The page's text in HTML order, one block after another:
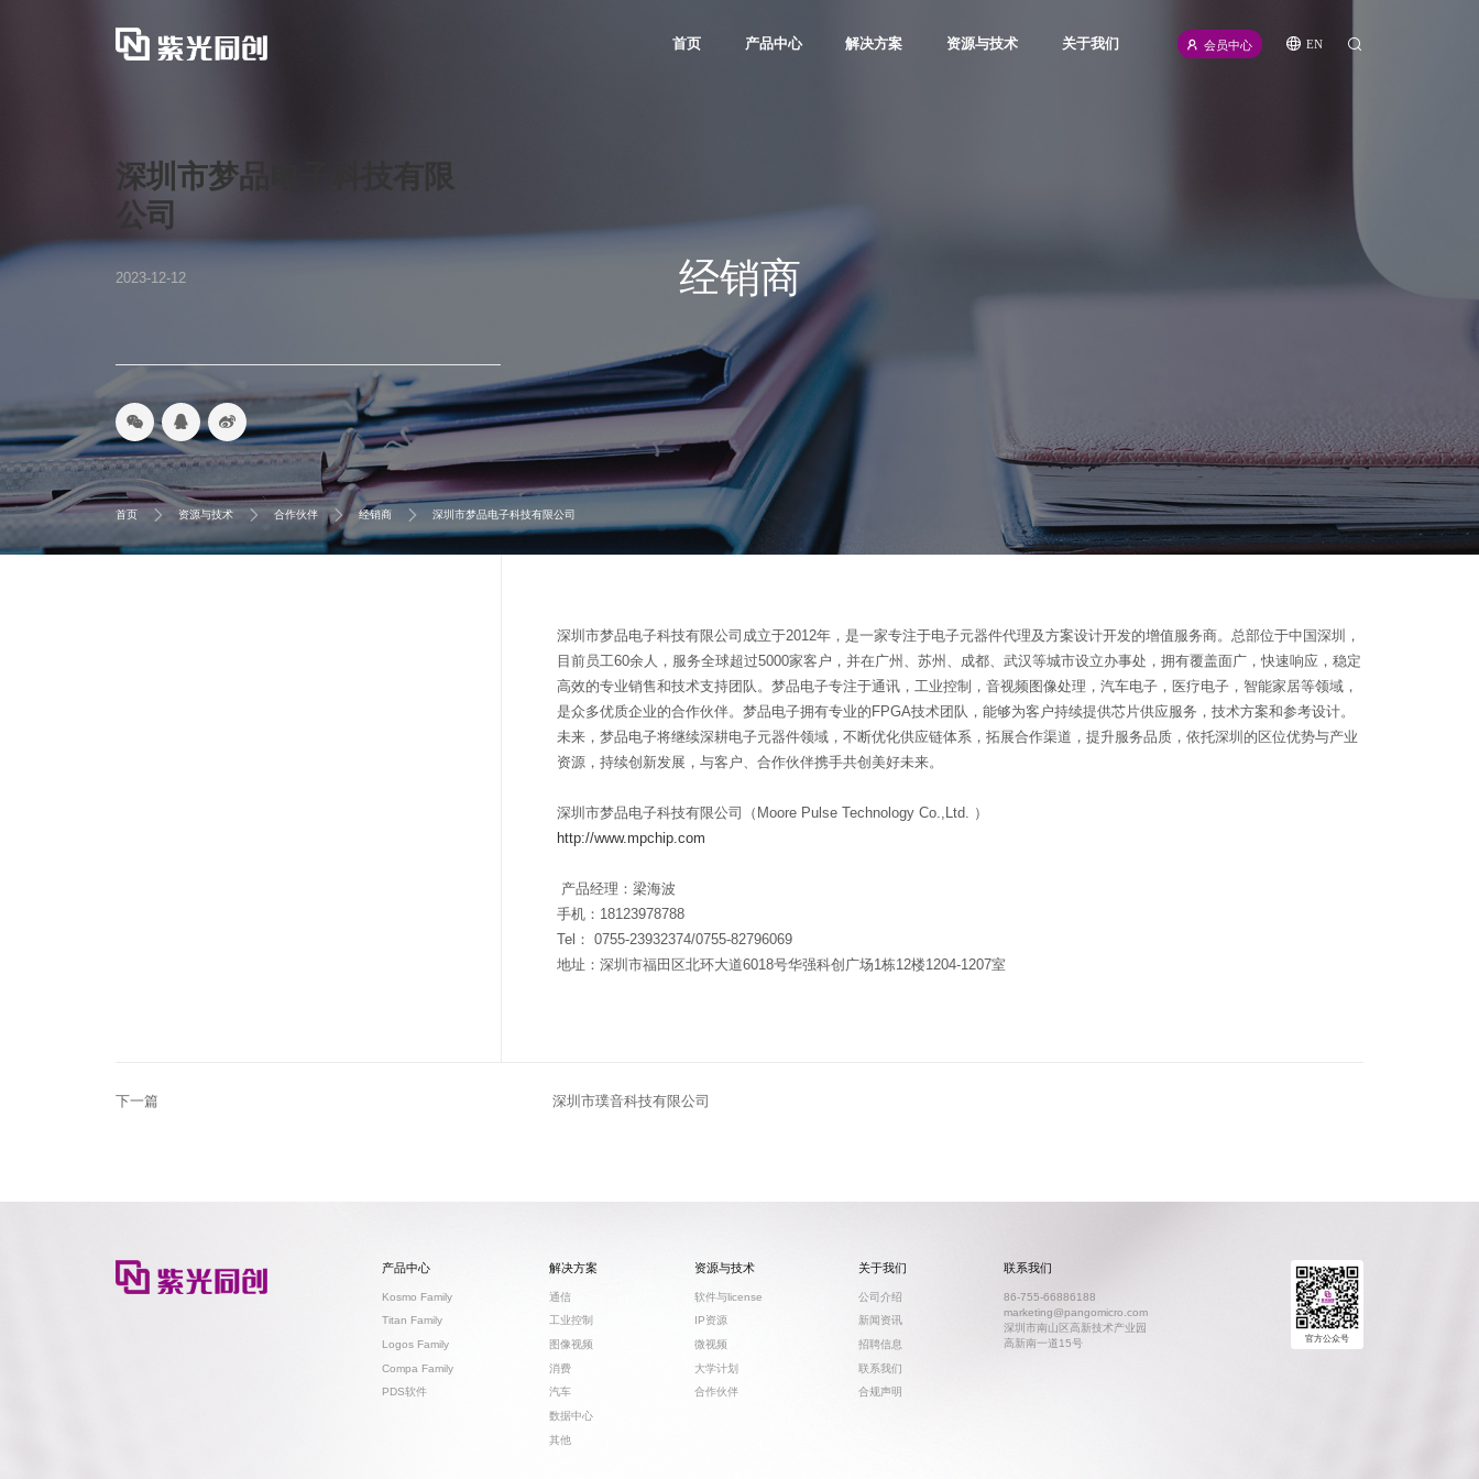
首页 产品中心 解决方案
汽车
资源与技术 关于我们 会员中心 EN
经销商
首页 资源与技术 合作伙伴 经销商 深圳市梦品电子科技有限公司
深圳市梦品电子科技有限
公司
2023-12-12
深圳市梦品电子科技有限公司成立于2012年，是一家专注于电子元器件代理及方案设计开发的增值服务商。总部位于中国深圳，
目前员工60余人，服务全球超过5000家客户，并在广州、苏州、成都、武汉等城市设立办事处，拥有覆盖面广，快速响应，稳定
高效的专业销售和技术支持团队。梦品电子专注于通讯，工业控制，音视频图像处理，汽车电子，医疗电子，智能家居等领域，
是众多优质企业的合作伙伴。梦品电子拥有专业的FPGA技术团队，能够为客户持续提供芯片供应服务，技术方案和参考设计。
未来，梦品电子将继续深耕电子元器件领域，不断优化供应链体系，拓展合作渠道，提升服务品质，依托深圳的区位优势与产业
资源，持续创新发展，与客户、合作伙伴携手共创美好未来。
深圳市梦品电子科技有限公司（Moore Pulse Technology Co.,Ltd. ）
http://www.mpchip.com
产品经理：梁海波
手机：18123978788
Tel： 0755-23932374/0755-82796069
地址：深圳市福田区北环大道6018号华强科创广场1栋12楼1204-1207室
下一篇 深圳市璞音科技有限公司
产品中心
Kosmo Family
Titan Family
Logos Family
Compa Family
PDS软件
解决方案
通信
工业控制
图像视频
消费
汽车
数据中心
其他
资源与技术
软件与license
IP资源
微视频
大学计划
合作伙伴
关于我们
公司介绍
新闻资讯
招聘信息
联系我们
合规声明
联系我们
86-755-66886188
marketing@pangomicro.com
深圳市南山区高新技术产业园
高新南一道15号
官方公众号